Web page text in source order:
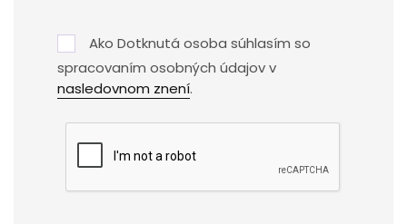
Ako Dotknutá osoba súhlasím so
spracovaním osobných údajov v
nasledovnom znení.